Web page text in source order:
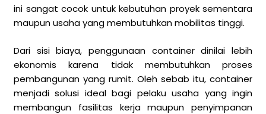
ini sangat cocok untuk kebutuhan proyek sementara
maupun usaha yang membutuhkan mobilitas tinggi.
Dari sisi biaya, penggunaan container dinilai lebih
ekonomis karena tidak membutuhkan proses
pembangunan yang rumit. Oleh sebab itu, container
menjadi solusi ideal bagi pelaku usaha yang ingin
membangun fasilitas kerja maupun penyimpanan